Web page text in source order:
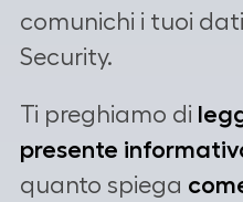
comunichi i tuoi
Security.
Ti preghiamo di
presente
quanto spiega